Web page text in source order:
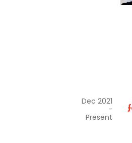
Dec 2021
-
Present